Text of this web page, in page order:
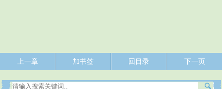
上一章 加书签 回目录 下一页